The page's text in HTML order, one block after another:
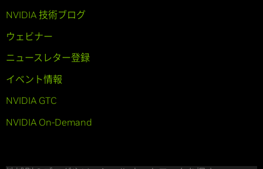
NVIDIA 技術ブログ
ウェビナー
ニュースレター登録
イベント情報
NVIDIA GTC
NVIDIA On-Demand